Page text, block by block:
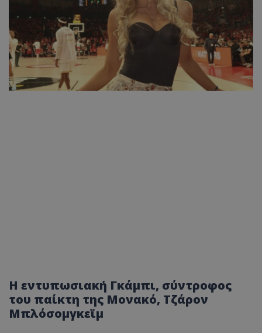
Η εντυπωσιακή Γκάμπι, σύντροφος
του παίκτη της Μονακό, Τζάρον
Μπλόσομγκεϊμ